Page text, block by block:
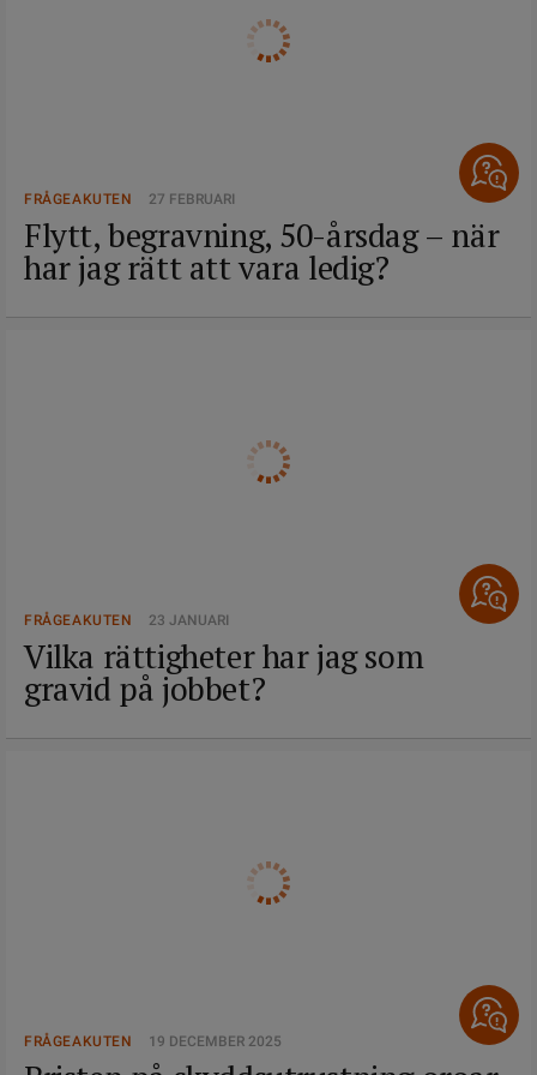
FRÅGEAKUTEN 27 FEBRUARI
Flytt, begravning, 50-årsdag – när
har jag rätt att vara ledig?
FRÅGEAKUTEN 23 JANUARI
Vilka rättigheter har jag som
gravid på jobbet?
FRÅGEAKUTEN 19 DECEMBER 2025